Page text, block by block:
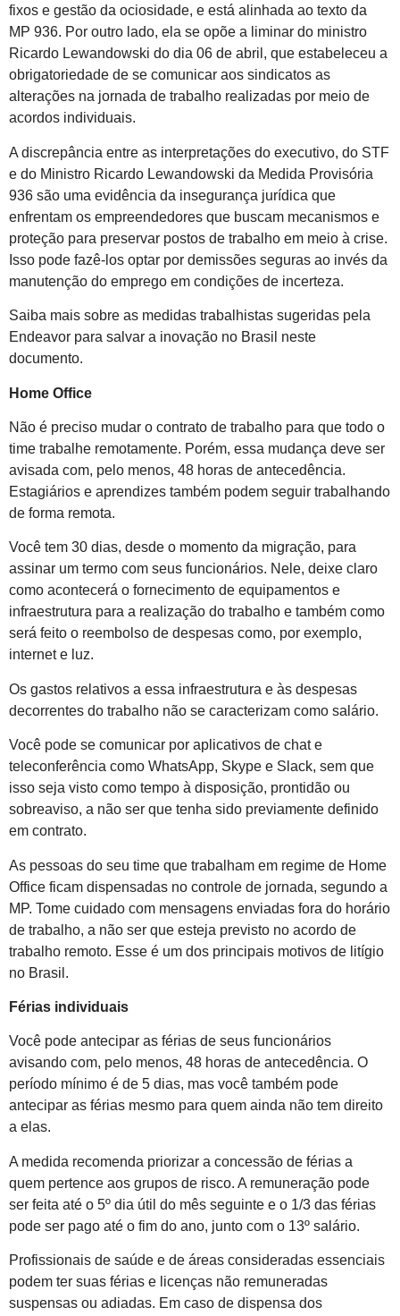
fixos e gestão da ociosidade, e está alinhada ao texto da
MP 936. Por outro lado, ela se opõe a liminar do ministro
Ricardo Lewandowski do dia 06 de abril, que estabeleceu a
obrigatoriedade de se comunicar aos sindicatos as
alterações na jornada de trabalho realizadas por meio de
acordos individuais.
A discrepância entre as interpretações do executivo, do STF
e do Ministro Ricardo Lewandowski da Medida Provisória
936 são uma evidência da insegurança jurídica que
enfrentam os empreendedores que buscam mecanismos e
proteção para preservar postos de trabalho em meio à crise.
Isso pode fazê-los optar por demissões seguras ao invés da
manutenção do emprego em condições de incerteza.
Saiba mais sobre as medidas trabalhistas sugeridas pela
Endeavor para salvar a inovação no Brasil neste
documento.
Home Office
Não é preciso mudar o contrato de trabalho para que todo o
time trabalhe remotamente. Porém, essa mudança deve ser
avisada com, pelo menos, 48 horas de antecedência.
Estagiários e aprendizes também podem seguir trabalhando
de forma remota.
Você tem 30 dias, desde o momento da migração, para
assinar um termo com seus funcionários. Nele, deixe claro
como acontecerá o fornecimento de equipamentos e
infraestrutura para a realização do trabalho e também como
será feito o reembolso de despesas como, por exemplo,
internet e luz.
Os gastos relativos a essa infraestrutura e às despesas
decorrentes do trabalho não se caracterizam como salário.
Você pode se comunicar por aplicativos de chat e
teleconferência como WhatsApp, Skype e Slack, sem que
isso seja visto como tempo à disposição, prontidão ou
sobreaviso, a não ser que tenha sido previamente definido
em contrato.
As pessoas do seu time que trabalham em regime de Home
Office ficam dispensadas no controle de jornada, segundo a
MP. Tome cuidado com mensagens enviadas fora do horário
de trabalho, a não ser que esteja previsto no acordo de
trabalho remoto. Esse é um dos principais motivos de litígio
no Brasil.
Férias individuais
Você pode antecipar as férias de seus funcionários
avisando com, pelo menos, 48 horas de antecedência. O
período mínimo é de 5 dias, mas você também pode
antecipar as férias mesmo para quem ainda não tem direito
a elas.
A medida recomenda priorizar a concessão de férias a
quem pertence aos grupos de risco. A remuneração pode
ser feita até o 5º dia útil do mês seguinte e o 1/3 das férias
pode ser pago até o fim do ano, junto com o 13º salário.
Profissionais de saúde e de áreas consideradas essenciais
podem ter suas férias e licenças não remuneradas
suspensas ou adiadas. Em caso de dispensa dos